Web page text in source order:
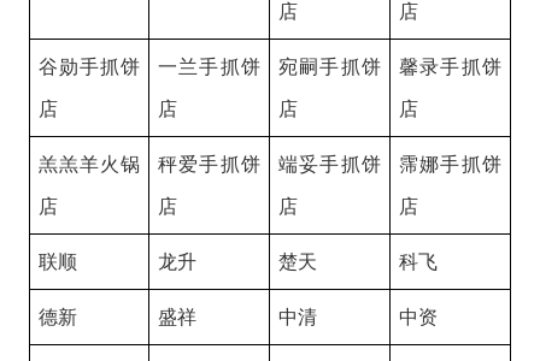
店 店
谷勋手抓饼
店
一兰手抓饼
店
宛嗣手抓饼
店
馨录手抓饼
店
羔羔羊火锅
店
秤爱手抓饼
店
端妥手抓饼
店
霈娜手抓饼
店
联顺 龙升 楚天 科飞
德新 盛祥 中清 中资